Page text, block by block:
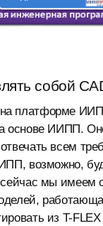
собой
платформе
основе ИИПП.
всем
возможно,
мы имеем
из T-